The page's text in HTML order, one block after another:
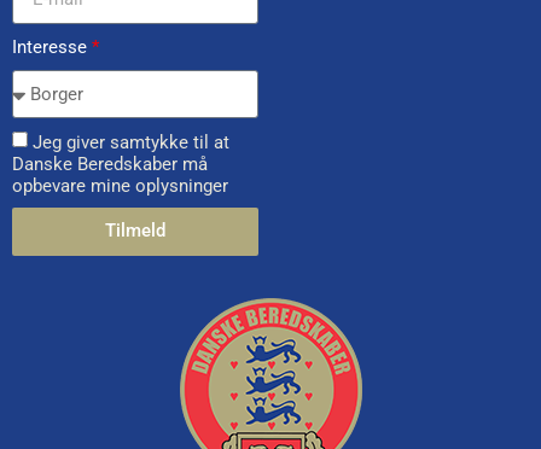
Interesse *
Jeg giver samtykke til at
Danske Beredskaber må
opbevare mine oplysninger
Tilmeld